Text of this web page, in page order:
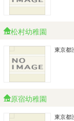
松村幼稚園
東京都
原宿幼稚園
東京都